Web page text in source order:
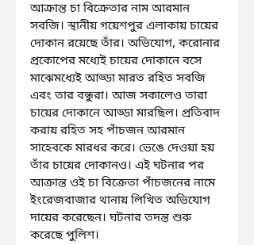
আক্রান্ত চা বিক্রেতার নাম আরমান
সবজি। স্থানীয় গয়েশপুর এলাকায় চায়ের
দোকান রয়েছে তাঁর। অভিযোগ, করোনার
প্রকোপের মধ্যেই চায়ের দোকানে বসে
মাঝেমধ্যেই আড্ডা মারত রহিত সবজি
এবং তার বন্ধুরা। আজ সকালেও তারা
চায়ের দোকানে আড্ডা মারছিল। প্রতিবাদ
করায় রহিত সহ পাঁচজন আরমান
সাহেবকে মারধর করে। ভেঙে দেওয়া হয়
তাঁর চায়ের দোকানও। এই ঘটনার পর
আক্রান্ত ওই চা বিক্রেতা পাঁচজনের নামে
ইংরেজবাজার থানায় লিখিত অভিযোগ
দায়ের করেছেন। ঘটনার তদন্ত শুরু
করেছে পুলিশ।